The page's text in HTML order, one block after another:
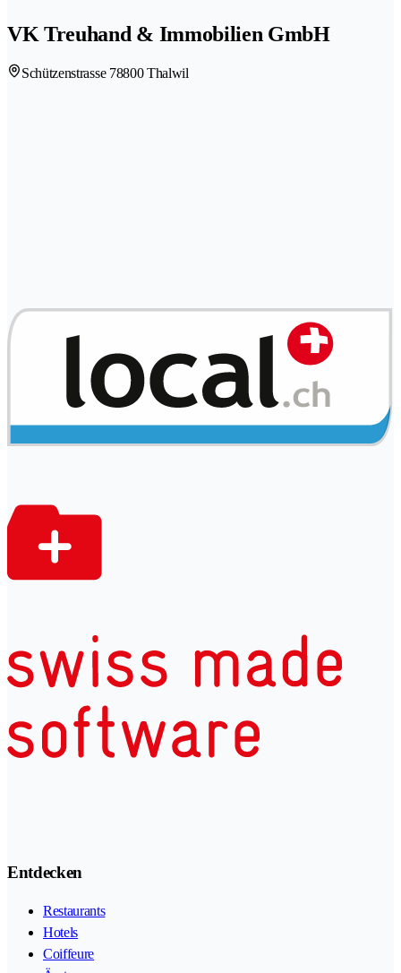
VK Treuhand & Immobilien GmbH
Schützenstrasse 78800 Thalwil
Entdecken
Restaurants
Hotels
Coiffeure